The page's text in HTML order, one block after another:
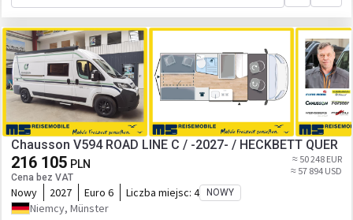
Chausson V594 ROAD LINE C / -2027- / HECKBETT QUER
216 105 PLN
Cena bez VAT
≈ 50 248 EUR
≈ 57 894 USD
Nowy 2027 Euro 6 Liczba miejsc: 4 NOWY
Niemcy, Münster